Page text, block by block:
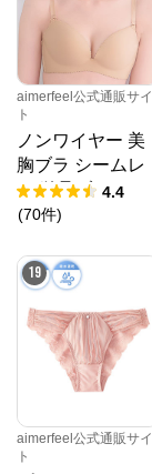
aimerfeel公式通販サイ
ト
ノンワイヤー 美
胸ブラ シームレ
ス 単品ブラジャ
ー
4.4
(70件)
19
aimerfeel公式通販サイ
ト